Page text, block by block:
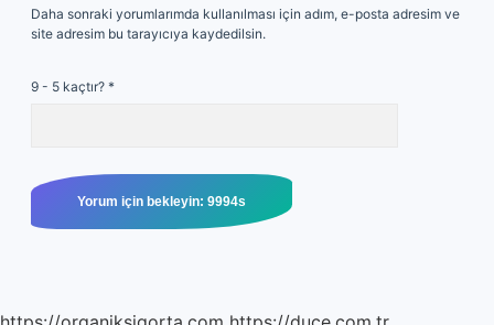
Daha sonraki yorumlarımda kullanılması için adım, e-posta adresim ve
site adresim bu tarayıcıya kaydedilsin.
9 - 5 kaçtır? *